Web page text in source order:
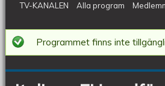
TV-KANALEN Alla program
Italiens
EU-
ordförandeskap
Programmet finns inte